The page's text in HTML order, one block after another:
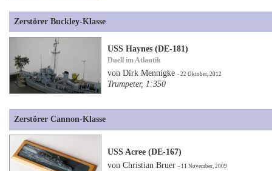
Zerstörer Buckley-Klasse
USS Haynes (DE-181)
Duell im Atlantik
von Dirk Mennigke- 22 Oktober, 2012
Trumpeter, 1:350
Zerstörer Cannon-Klasse
USS Acree (DE-167)
von Christian Bruer- 11 November, 2009